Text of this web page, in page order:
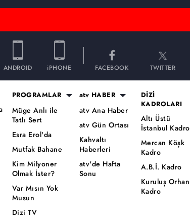
ANDROID iPHONE FACEBOOK TWITTER
PROGRAMLAR
Müge Anlı ile
Tatlı Sert
Esra Erol'da
Mutfak Bahane
Kim Milyoner
Olmak İster?
Var Mısın Yok
Musun
Dizi TV
atv HABER
atv Ana Haber
atv Gün Ortası
Kahvaltı
Haberleri
atv'de Hafta
Sonu
DİZİ
KADROLARI
Altı Üstü
İstanbul Kadro
Mercan Köşk
Kadro
A.B.İ. Kadro
Kuruluş Orhan
Kadro